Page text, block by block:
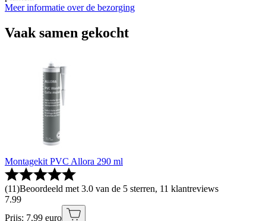
Meer informatie over de bezorging
Vaak samen gekocht
Montagekit PVC Allora 290 ml
(11)Beoordeeld met 3.0 van de 5 sterren, 11 klantreviews
7.99
Prijs: 7.99 euro